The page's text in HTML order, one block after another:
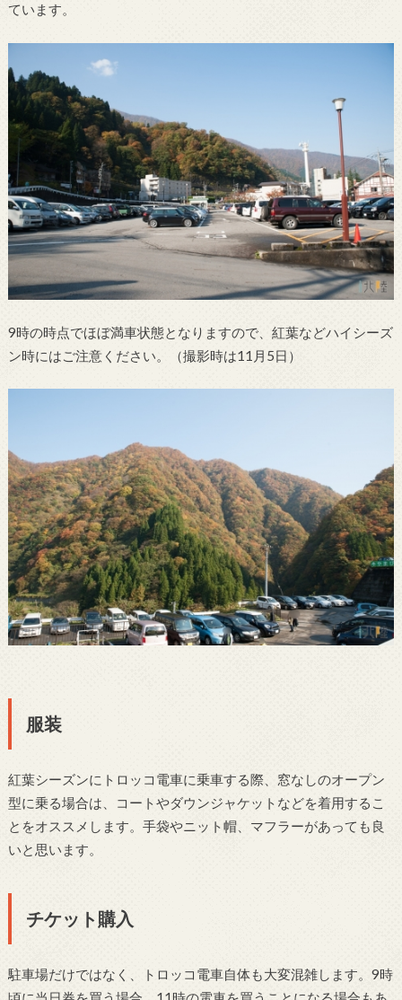
ています。
9時の時点でほぼ満車状態となりますので、紅葉などハイシーズ
ン時にはご注意ください。（撮影時は11月5日）
服装
紅葉シーズンにトロッコ電車に乗車する際、窓なしのオープン
型に乗る場合は、コートやダウンジャケットなどを着用するこ
とをオススメします。手袋やニット帽、マフラーがあっても良
いと思います。
チケット購入
駐車場だけではなく、トロッコ電車自体も大変混雑します。9時